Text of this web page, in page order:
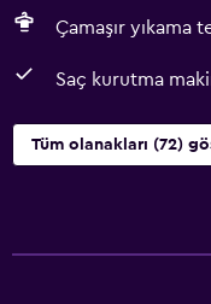
Çamaşır yıkama
Saç kurutma
Tüm olanakları (72)